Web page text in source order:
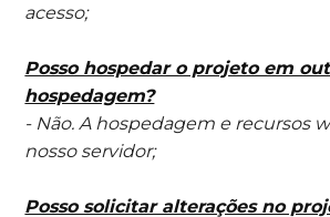
acesso;
Posso hospedar o projeto em
hospedagem?
- Não. A hospedagem e recursos
nosso servidor;
Posso solicitar alterações no